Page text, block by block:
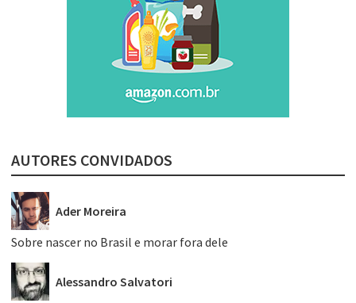
AUTORES CONVIDADOS
Ader Moreira
Sobre nascer no Brasil e morar fora dele
Alessandro Salvatori